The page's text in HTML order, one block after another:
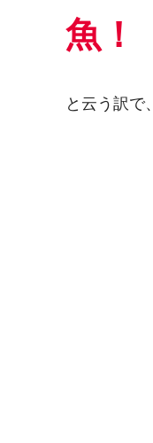
魚！
と云う訳で